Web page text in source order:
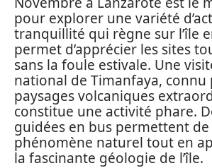
pour explorer une variété
tranquillité qui règne sur l’île
permet d’apprécier les sites
sans la foule estivale. Une
national de Timanfaya, connu
paysages volcaniques
constitue une activité phare.
guidées en bus permettent
phénomène naturel tout en
la fascinante géologie de l’île.